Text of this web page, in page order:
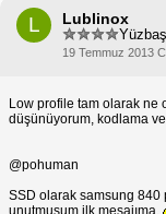
L Lublinox
19 Temmuz 2013
Low profile tam olarak ne
düşünüyorum, kodlama ve
@pohuman
SSD olarak samsung 840
unutmuşum ilk mesajıma.